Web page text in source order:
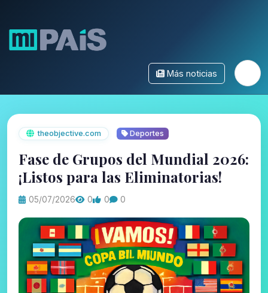
Más noticias
theobjective.com Deportes
Fase de Grupos del Mundial 2026:
¡Listos para las Eliminatorias!
05/07/2026 0 0 0